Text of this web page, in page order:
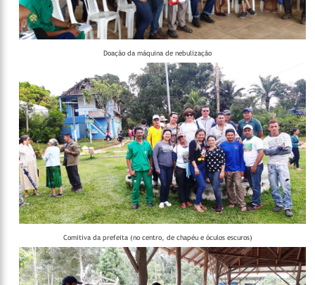
Doação da máquina de nebulização
Comitiva da prefeita (no centro, de chapéu e óculos escuros)